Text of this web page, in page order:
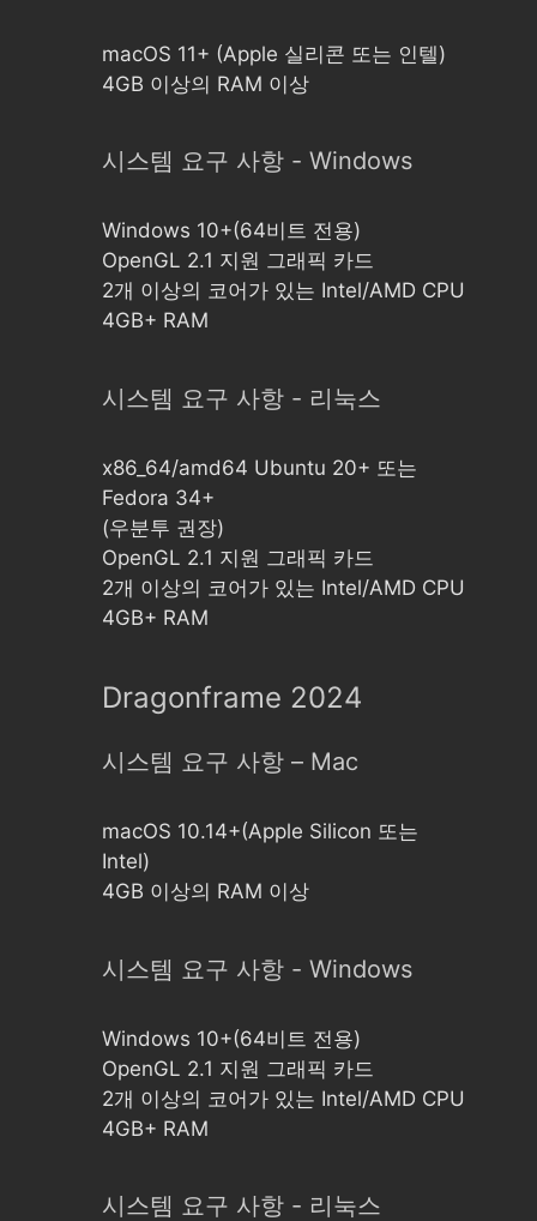
macOS 11+ (Apple 실리콘 또는 인텔)
4GB 이상의 RAM 이상
시스템 요구 사항 - Windows
Windows 10+(64비트 전용)
OpenGL 2.1 지원 그래픽 카드
2개 이상의 코어가 있는 Intel/AMD CPU
4GB+ RAM
시스템 요구 사항 - 리눅스
x86_64/amd64 Ubuntu 20+ 또는
Fedora 34+
(우분투 권장)
OpenGL 2.1 지원 그래픽 카드
2개 이상의 코어가 있는 Intel/AMD CPU
4GB+ RAM
Dragonframe 2024
시스템 요구 사항 – Mac
macOS 10.14+(Apple Silicon 또는
Intel)
4GB 이상의 RAM 이상
시스템 요구 사항 - Windows
Windows 10+(64비트 전용)
OpenGL 2.1 지원 그래픽 카드
2개 이상의 코어가 있는 Intel/AMD CPU
4GB+ RAM
시스템 요구 사항 - 리눅스